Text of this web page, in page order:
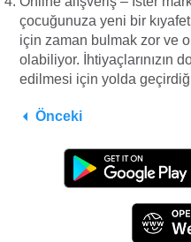
çocuğunuza yeni bir
için zaman bulmak zor ve
olabiliyor. İhtiyaçlarınızın
edilmesi için yolda
Önceki